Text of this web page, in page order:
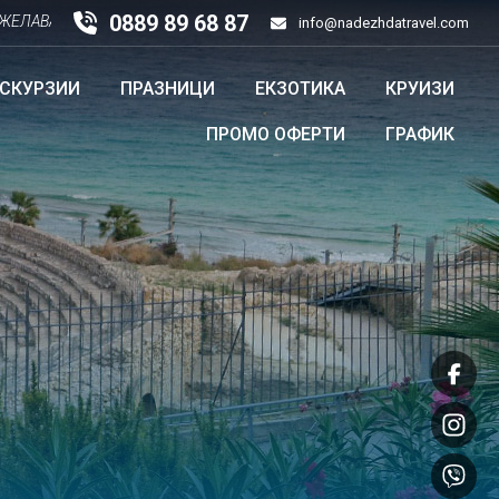
НОВА 2026 ГОДИНА!!!
0889 89 68 87 info@nadezhdatravel.com
ПРАЗНИЦИ ЕКЗОТИКА КРУИЗИ
ПРОМО ОФЕРТИ ГРАФИК